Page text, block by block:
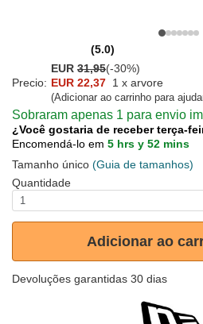
(5.0)
EUR 31,95(-30%)
Precio: EUR 22,37 1 x arvore
(Adicionar ao carrinho para
Sobraram apenas 1 para envio
¿Você gostaria de receber terça-
Encomendá-lo em 5 hrs y 52 mins
Tamanho único (Guia de tamanhos)
Quantidade
Adicionar ao
Devoluções garantidas 30 dias